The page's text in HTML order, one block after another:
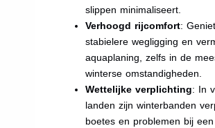
slippen minimaliseert.
Verhoogd rijcomfort:
stabielere wegligging en
aquaplaning, zelfs in de
winterse omstandigheden.
Wettelijke verplichting: In
landen zijn winterbanden
boetes en problemen bij een